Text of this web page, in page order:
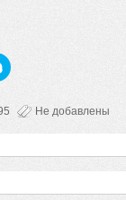
Не добавлены